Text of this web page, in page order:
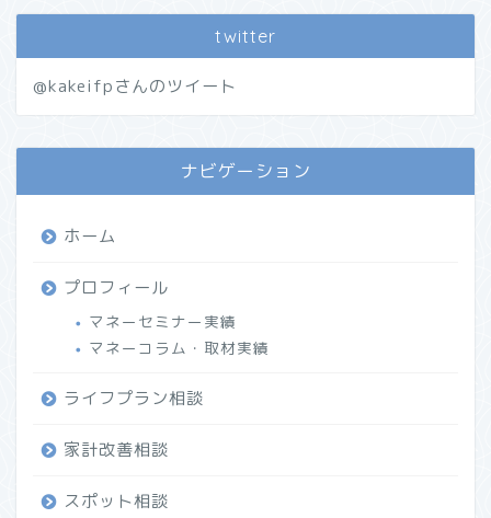
twitter
@kakeifpさんのツイート
ナビゲーション
ホーム
プロフィール
マネーセミナー実績
マネーコラム・取材実績
ライフプラン相談
家計改善相談
スポット相談